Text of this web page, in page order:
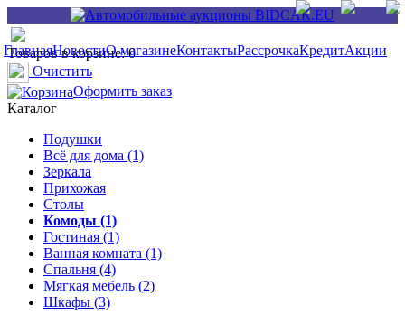
ГлавнаяНовостиО магазинеКонтактыРассрочкаКредитАкции
Товаров в корзине: 0
Очистить
Оформить заказ
Каталог
Подушки
Всё для дома (1)
Зеркала
Прихожая
Столы
Комоды (1)
Гостиная (1)
Ванная комната (1)
Спальня (4)
Мягкая мебель (2)
Шкафы (3)